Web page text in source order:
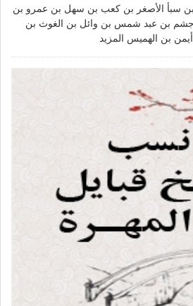
الأصغر بن كعب بن سهل بن عمرو بن
بن عبد شمس بن وائل بن الغوث بن
بن الهميسالمزيد